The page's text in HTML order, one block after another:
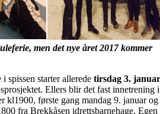
men det nye året 2017 kommer
spissen starter allerede tirsdag 3. januar
Ellers blir det fast innetrening i
kl1900, første gang mandag 9. januar og
fra Brekkåsen idrettsbarnehage. Egen